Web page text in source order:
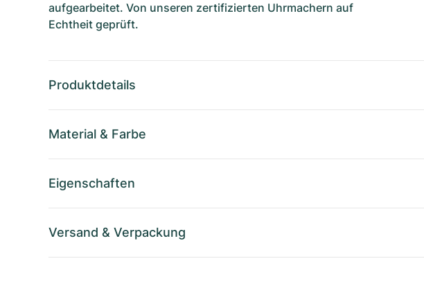
aufgearbeitet. Von unseren zertifizierten Uhrmachern auf
Echtheit geprüft.
Produktdetails
Material & Farbe
Eigenschaften
Versand & Verpackung